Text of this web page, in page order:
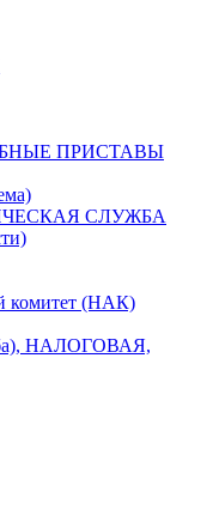
ПРИСТАВЫ
СЛУЖБА
комитет (НАК)
НАЛОГОВАЯ,